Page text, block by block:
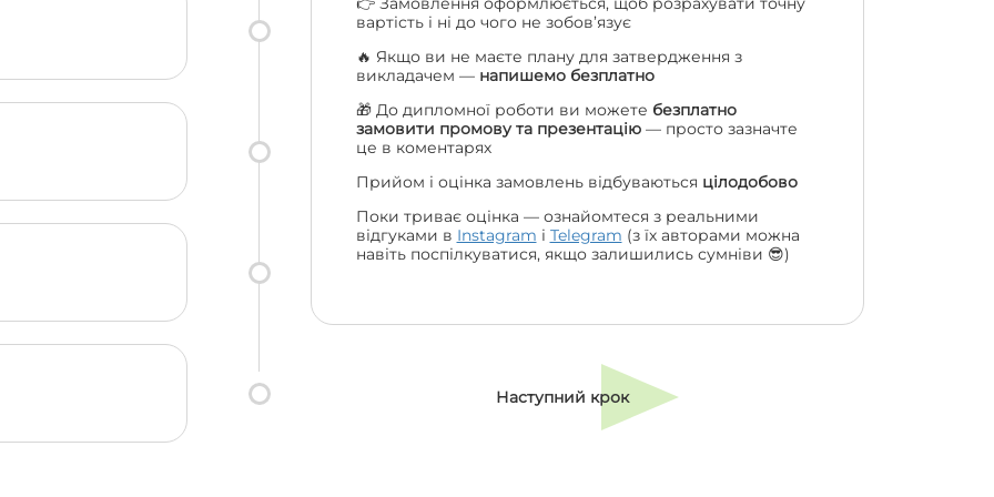
вартість і ні до чого не зобов’язує
🔥 Якщо ви не маєте плану для затвердження з
викладачем — напишемо безплатно
🎁 До дипломної роботи ви можете безплатно
замовити промову та презентацію— просто зазначте
це в коментарях
Прийом і оцінка замовлень відбуваються цілодобово
Поки триває оцінка — ознайомтеся з реальними
відгуками в Instagram і Telegram (з їх авторами можна
навіть поспілкуватися, якщо залишились сумніви 😎)
Наступний крок